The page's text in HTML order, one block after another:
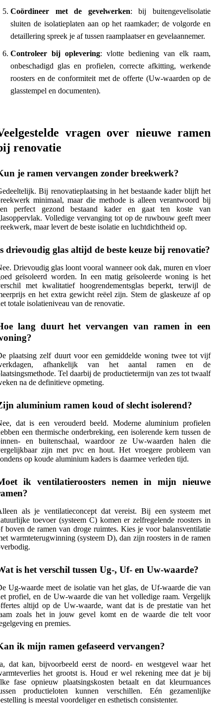
Coördineer met de gevelwerken: bij buitengevelisolatie
sluiten de isolatieplaten aan op het raamkader; de volgorde en
detaillering spreek je af tussen raamplaatser en gevelaannemer.
Controleer bij oplevering: vlotte bediening van elk raam,
onbeschadigd glas en profielen, correcte afkitting, werkende
roosters en de conformiteit met de offerte (Uw-waarden op de
glasstempel en documenten).
vragen over nieuwe ramen
renovatie
je ramen vervangen zonder breekwerk?
Bij renovatieplaatsing in het bestaande kader blijft het
minimaal, maar die methode is alleen verantwoord bij
perfect gezond bestaand kader en gaat ten koste van
Volledige vervanging tot op de ruwbouw geeft meer
maar levert de beste isolatie en luchtdichtheid op.
drievoudig glas altijd de beste keuze bij renovatie?
Drievoudig glas loont vooral wanneer ook dak, muren en vloer
geïsoleerd worden. In een matig geïsoleerde woning is het
met kwalitatief hoogrendementsglas beperkt, terwijl de
en het extra gewicht reëel zijn. Stem de glaskeuze af op
totale isolatieniveau van de renovatie.
lang duurt het vervangen van ramen in een
plaatsing zelf duurt voor een gemiddelde woning twee tot vijf
afhankelijk van het aantal ramen en de
Tel daarbij de productietermijn van zes tot twaalf
na de definitieve opmeting.
aluminium ramen koud of slecht isolerend?
dat is een verouderd beeld. Moderne aluminium profielen
een thermische onderbreking, een isolerende kern tussen de
en buitenschaal, waardoor ze Uw-waarden halen die
zijn met pvc en hout. Het vroegere probleem van
op koude aluminium kaders is daarmee verleden tijd.
ik ventilatieroosters nemen in mijn nieuwe
als je ventilatieconcept dat vereist. Bij een systeem met
toevoer (systeem C) komen er zelfregelende roosters in
boven de ramen van droge ruimtes. Kies je voor balansventilatie
warmteterugwinning (systeem D), dan zijn roosters in de ramen
is het verschil tussen Ug-, Uf- en Uw-waarde?
Ug-waarde meet de isolatie van het glas, de Uf-waarde die van
profiel, en de Uw-waarde die van het volledige raam. Vergelijk
altijd op de Uw-waarde, want dat is de prestatie van het
zoals het in jouw gevel komt en de waarde die telt voor
en premies.
ik mijn ramen gefaseerd vervangen?
dat kan, bijvoorbeeld eerst de noord- en westgevel waar het
het grootst is. Houd er wel rekening mee dat je bij
fase opnieuw plaatsingskosten betaalt en dat kleurnuances
productieloten kunnen verschillen. Eén gezamenlijke
is meestal voordeliger en esthetisch consistenter.